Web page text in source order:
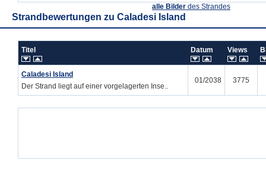
alle Bilder des Strandes
Strandbewertungen zu Caladesi Island
Titel Datum Views
Caladesi Island
Der Strand liegt auf einer vorgelagerten Inse..
01/2038 3775